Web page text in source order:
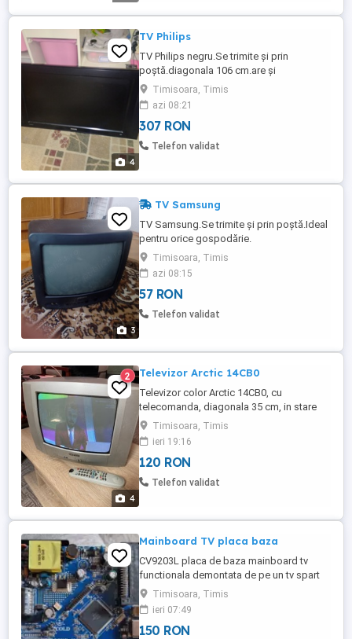
interval ...
4
TV Philips
TV Philips negru.Se trimite și prin
poștă.diagonala 106 cm.are și
telecomanda.
Timisoara, Timis
azi 08:21
307 RON
Telefon validat
3
TV Samsung
TV Samsung.Se trimite și prin poștă.Ideal
pentru orice gospodărie.
Timisoara, Timis
azi 08:15
57 RON
Telefon validat
4
2 Televizor Arctic 14CB0
Televizor color Arctic 14CB0, cu
telecomanda, diagonala 35 cm, in stare
buna de functionare
Timisoara, Timis
ieri 19:16
120 RON
Telefon validat
Mainboard TV placa baza
CV9203L placa de baza mainboard tv
functionala demontata de pe un tv spart
poze reale
Timisoara, Timis
ieri 07:49
150 RON